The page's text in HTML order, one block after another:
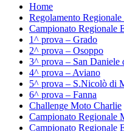
Home
Regolamento
Campionato Regionale
1^ prova – Grado
2^ prova – Osoppo
3^ prova – San Daniele
4^ prova – Aviano
5^ prova – S.Nicolò di
6^ prova – Fanna
Challenge Moto Charlie
Campionato
Campionato Regionale